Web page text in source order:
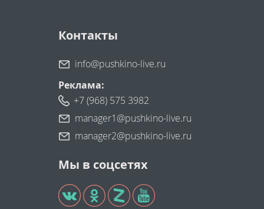
Контакты
info@pushkino-live.ru
Реклама:
+7 (968) 575 3982
manager1@pushkino-live.ru
manager2@pushkino-live.ru
Мы в соцсетях